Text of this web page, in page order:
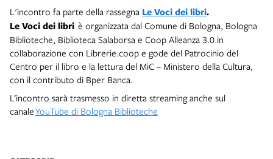
L'incontro fa parte della rassegna Le Voci dei libri.
Le Voci dei libri è organizzata dal Comune di Bologna, Bologna
Biblioteche, Biblioteca Salaborsa e Coop Alleanza 3.0 in
collaborazione con Librerie.coop e gode del Patrocinio del
Centro per il libro e la lettura del MiC – Ministero della Cultura,
con il contributo di Bper Banca.
L’incontro sarà trasmesso in diretta streaming anche sul
canaleYouTube di Bologna Biblioteche